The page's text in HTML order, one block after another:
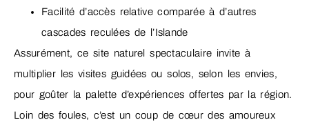
Facilité d’accès relative comparée à d’autres
cascades reculées de l’Islande
Assurément, ce site naturel spectaculaire invite à
multiplier les visites guidées ou solos, selon les envies,
pour goûter la palette d’expériences offertes par la région.
Loin des foules, c’est un coup de cœur des amoureux